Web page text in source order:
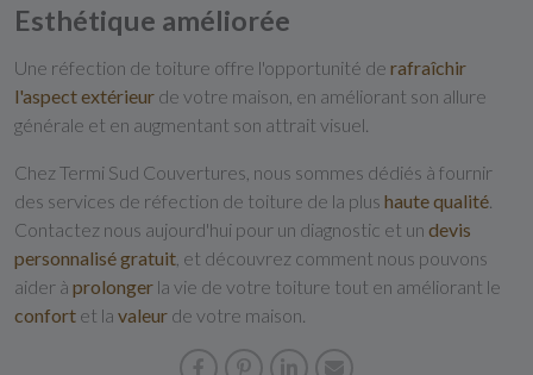
Esthétique améliorée
Une réfection de toiture offre l'opportunité de rafraîchir
l'aspectextérieur de votre maison, en améliorant son allure
générale et en augmentant son attrait visuel.
Chez Termi Sud Couvertures, nous sommes dédiés à fournir
des services de réfection de toiture de la plus hautequalité
Contactez nous aujourd'hui pour un diagnostic et un devis
personnalisé gratuit , et découvrez comment nous pouvons
aider à prolonger la vie de votre toiture tout en améliorant le
confort et la valeur de votre maison.